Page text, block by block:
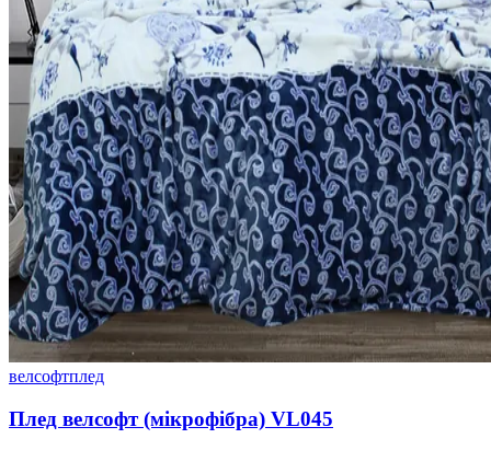
велсофтплед
Плед велсофт (мікрофібра) VL045